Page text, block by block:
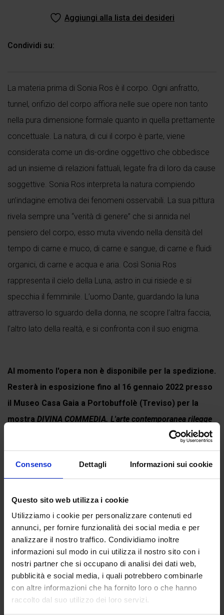
Consenso Dettagli Informazioni sui cookie
Questo sito web utilizza i cookie
Utilizziamo i cookie per personalizzare contenuti ed
annunci, per fornire funzionalità dei social media e per
analizzare il nostro traffico. Condividiamo inoltre
informazioni sul modo in cui utilizza il nostro sito con i
nostri partner che si occupano di analisi dei dati web,
pubblicità e social media, i quali potrebbero combinarle
con altre informazioni che ha fornito loro o che hanno
raccolto dal suo utilizzo dei loro servizi.
Aggiungi alla lista dei desideri
Condividi su:
La materia prima di Sonia Ros è il corpo. Ogni anfratto,
tunnel, orifizio del corpo affiora nelle sue opere non tanto
nella pura dimensione formale quanto in quella prettamente
concettuale. La natura, di cui il corpo è parte, viene
considerata come un dis-ordine oggettivo che obbedisce
ad un insieme di relazioni fattuali, legate fra di loro da cause
soggettive. Sonia Ros interpreta la natura compiendo
un’indagine emotiva dei fenomeni osservabili. La sua pittura
rivela sempre una “verità di genere” che si annida nel
pensiero del corpo, esso muta vivendo nella densità del
tempo di carne e muco, di carne e sangue, di carne e fluidi
organici, di carne e acqua e aria. Così Sonia Ros
rappresenta il cielo della Luna, astro in cui risiede e si
specchia il femminile. L’uomo Dante, guardando la luna
attraverso lo sguardo della donna, ne scopre l’altra faccia,
l’altro lato della realtà, e si confronta con il suo enigma.
Al momento l'opera non è disponibile per la spedizione.
Resterà in esposizione fino al 16 gennaio 2022 presso
il Museo Casa Gaia a Portobuffolè (Treviso) per la
mostra DIVINA COMMEDIA. L'arte contemporanea rilegge
Ancora non ci sono recensioni.
Recensisci per primo “La Luna del Firmamento”
(Click here to login and review this product)